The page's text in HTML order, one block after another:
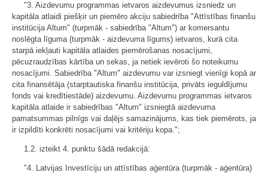
"3. Aizdevumu programmas ietvaros aizdevumus izsniedz un
kapitāla atlaidi piešķir un piemēro akciju sabiedrība "Attīstības finanšu
institūcija Altum" (turpmāk - sabiedrība "Altum") ar komersantu
noslēgta līguma (turpmāk - aizdevuma līgums) ietvaros, kurā cita
starpā iekļauti kapitāla atlaides piemērošanas nosacījumi,
pēcuzraudzības kārtība un sekas, ja netiek ievēroti šo noteikumu
nosacījumi. Sabiedrība "Altum" aizdevumu var izsniegt vienīgi kopā ar
cita finansētāja (starptautiska finanšu institūcija, privāts ieguldījumu
fonds vai kredītiestāde) aizdevumu. Aizdevumu programmas ietvaros
kapitāla atlaide ir sabiedrības "Altum" izsniegtā aizdevuma
pamatsummas pilnīgs vai daļējs samazinājums, kas tiek piemērots, ja
ir izpildīti konkrēti nosacījumi vai kritēriju kopa.";
1.2. izteikt 4. punktu šādā redakcijā:
"4. Latvijas Investīciju un attīstības aģentūra (turpmāk - aģentūra)